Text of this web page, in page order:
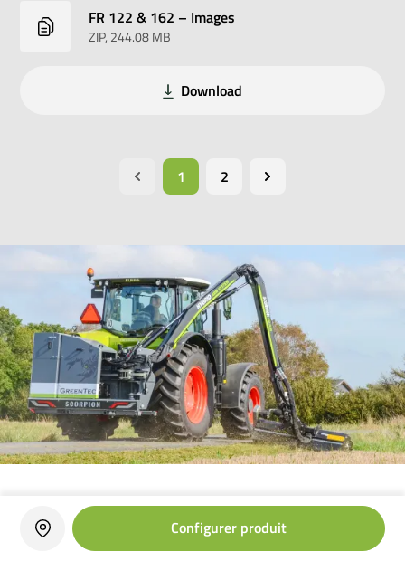
FR 122 & 162 – Images
ZIP, 244.08 MB
Download
1 2
Produits associés
Configurer produit